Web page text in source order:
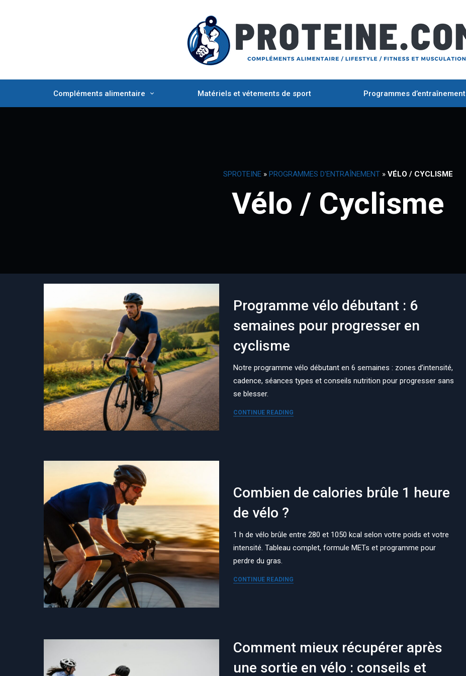
Compléments alimentaire Matériels et vétements de sport Programmes d’entraînement
SPROTEINE» PROGRAMMES D'ENTRAÎNEMENT» VÉLO / CYCLISME
Vélo / Cyclisme
Programme vélo débutant : 6
semaines pour progresser en
cyclisme
Notre programme vélo débutant en 6 semaines : zones d’intensité,
cadence, séances types et conseils nutrition pour progresser sans
se blesser.
CONTINUE READING
Combien de calories brûle 1 heure
de vélo ?
1 h de vélo brûle entre 280 et 1050 kcal selon votre poids et votre
intensité. Tableau complet, formule METs et programme pour
perdre du gras.
CONTINUE READING
Comment mieux récupérer après
une sortie en vélo : conseils et